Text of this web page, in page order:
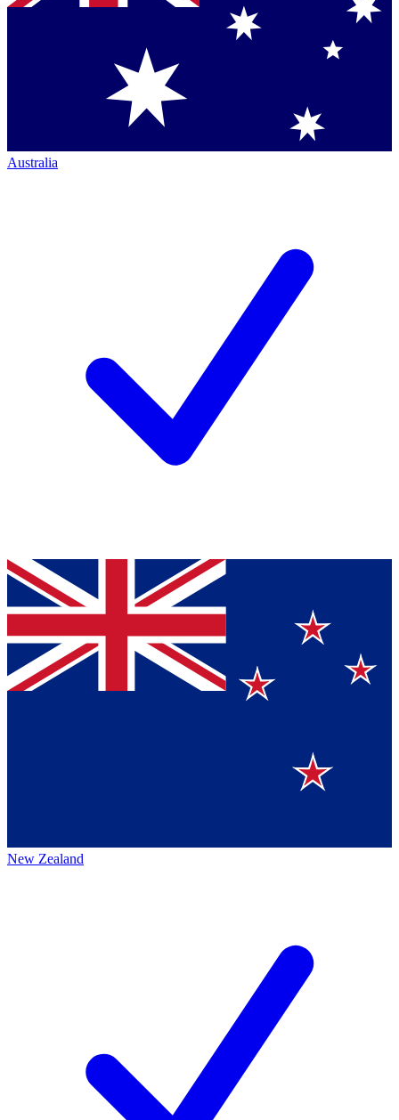
Australia
New Zealand